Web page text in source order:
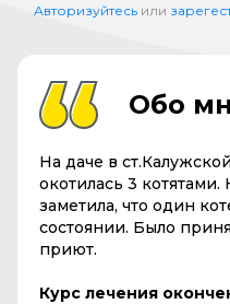
Авторизуйтесь или
Обо
На даче в
окотилась 3
заметила, что один
состоянии. Было
приют.
Курс лечения